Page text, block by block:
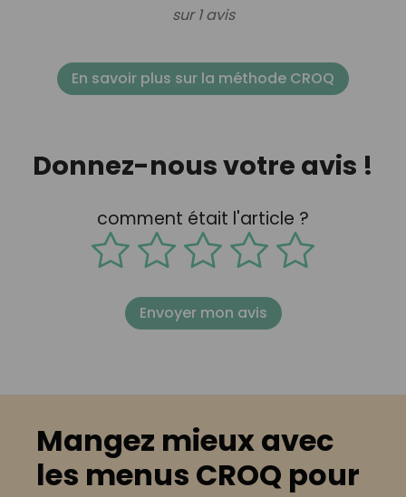
sur 1 avis
En savoir plus sur la méthode CROQ
Donnez-nous votre avis !
comment était l'article ?
Envoyer mon avis
Mangez mieux avec
les menus CROQ pour